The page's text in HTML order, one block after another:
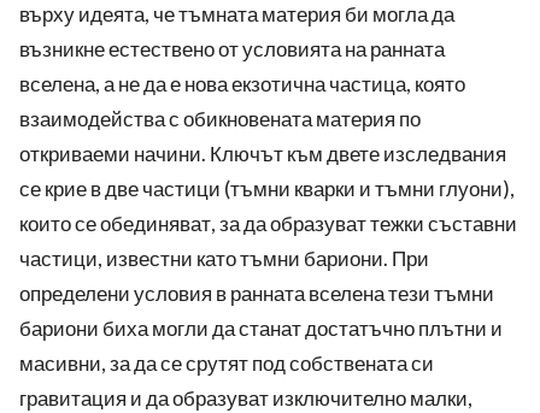
върху идеята, че тъмната материя би могла да
възникне естествено от условията на ранната
вселена, а не да е нова екзотична частица, която
взаимодейства с обикновената материя по
откриваеми начини. Ключът към двете изследвания
се крие в две частици (тъмни кварки и тъмни глуони),
които се обединяват, за да образуват тежки съставни
частици, известни като тъмни бариони. При
определени условия в ранната вселена тези тъмни
бариони биха могли да станат достатъчно плътни и
масивни, за да се срутят под собствената си
гравитация и да образуват изключително малки,